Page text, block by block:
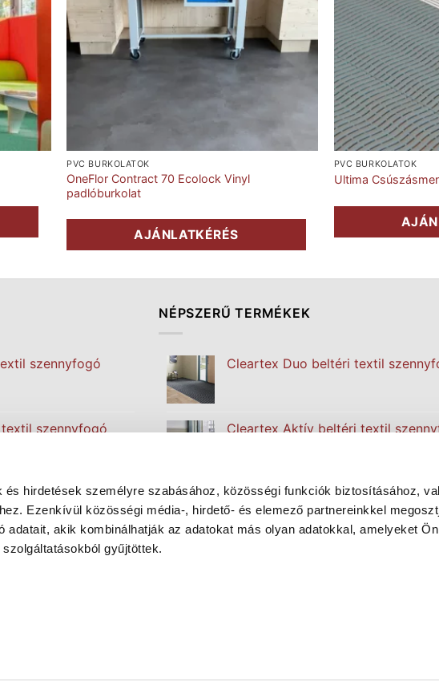
és hirdetések személyre szabásához, közösségi funkciók biztosításához,
Ezenkívül közösségi média-, hirdető- és elemező partnereinkkel
adatait, akik kombinálhatják az adatokat más olyan adatokkal, amelyeket
gyűjtöttek.
PVC BURKOLATOK
OneFlor Contract 70 Ecolock Vinyl
padlóburkolat
AJÁNLATKÉRÉS
PVC BURKOLATOK
Ultima
szennyfogó
szennyfogó
textil szennyfogó
aluprofilos
NÉPSZERŰ TERMÉKEK
Cleartex Duo beltéri textil
Cleartex Aktív beltéri textil
Cleartex Classic beltéri textil